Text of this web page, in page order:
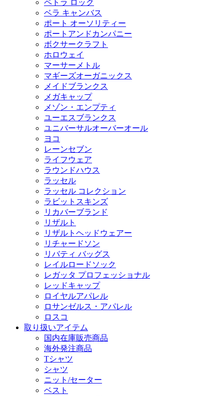
ペトラ ロック
ベラ キャンバス
ポート オーソリティー
ポートアンドカンパニー
ボクサークラフト
ホロウェイ
マーサーメトル
マギーズオーガニックス
メイドブランクス
メガキャップ
メゾン・エンプティ
ユーエスブランクス
ユニバーサルオーバーオール
ヨコ
レーンセブン
ライフウェア
ラウンドハウス
ラッセル
ラッセル コレクション
ラビットスキンズ
リカバーブランド
リザルト
リザルトヘッドウェアー
リチャードソン
リバティ バッグス
レイルロードソック
レガッタ プロフェッショナル
レッドキャップ
ロイヤルアパレル
ロサンゼルス・アパレル
ロスコ
取り扱いアイテム
国内在庫販売商品
海外発注商品
Tシャツ
シャツ
ニット/セーター
ベスト